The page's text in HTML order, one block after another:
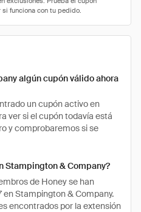
algún cupón válido ahora
un cupón activo en
ver si el cupón todavía está
y comprobaremos si se
Stampington & Company?
de Honey se han
Stampington & Company.
encontrados por la extensión